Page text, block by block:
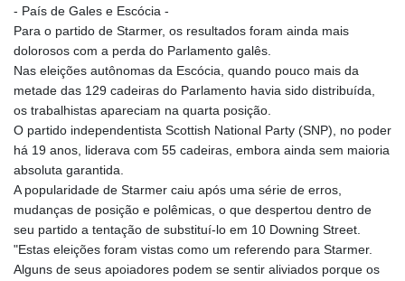
- País de Gales e Escócia -
Para o partido de Starmer, os resultados foram ainda mais
dolorosos com a perda do Parlamento galês.
Nas eleições autônomas da Escócia, quando pouco mais da
metade das 129 cadeiras do Parlamento havia sido distribuída,
os trabalhistas apareciam na quarta posição.
O partido independentista Scottish National Party (SNP), no poder
há 19 anos, liderava com 55 cadeiras, embora ainda sem maioria
absoluta garantida.
A popularidade de Starmer caiu após uma série de erros,
mudanças de posição e polêmicas, o que despertou dentro de
seu partido a tentação de substituí-lo em 10 Downing Street.
"Estas eleições foram vistas como um referendo para Starmer.
Alguns de seus apoiadores podem se sentir aliviados porque os